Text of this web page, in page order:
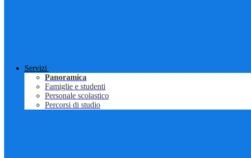
Servizi
Panoramica
Famiglie e studenti
Personale scolastico
Percorsi di studio